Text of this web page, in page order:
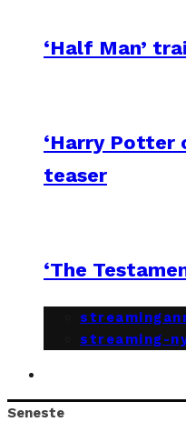
‘Half Man’
‘Harry Potter
teaser
‘The
streaming-
Seneste